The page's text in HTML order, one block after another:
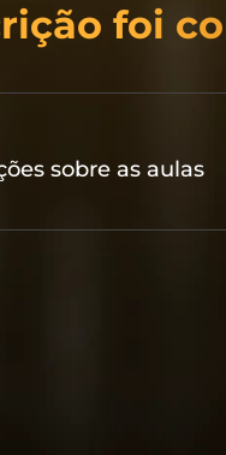
foi
sobre as aulas